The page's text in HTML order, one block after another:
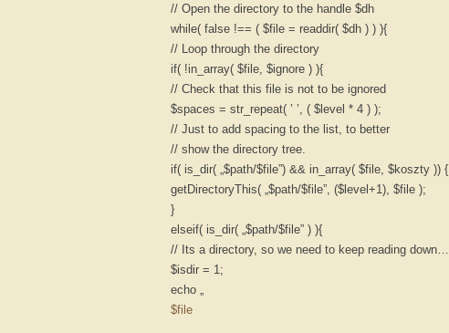
// Open the directory to the handle $dh
while( false !== ( $file = readdir( $dh ) ) ){
// Loop through the directory
if( !in_array( $file, $ignore ) ){
// Check that this file is not to be ignored
$spaces = str_repeat( ’ ’, ( $level * 4 ) );
// Just to add spacing to the list, to better
// show the directory tree.
if( is_dir( „$path/$file”) && in_array( $file, $koszty )) {
getDirectoryThis( „$path/$file”, ($level+1), $file );
}
elseif( is_dir( „$path/$file” ) ){
// Its a directory, so we need to keep reading down…
$isdir = 1;
echo „
$file